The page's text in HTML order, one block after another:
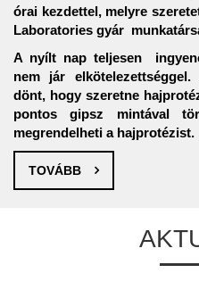
órai kezdettel, melyre
Laboratories gyár
A nyílt nap teljesen
nem jár
dönt, hogy szeretne
pontos gipsz mintával
megrendelheti a hajprotézist.
TOVÁBB